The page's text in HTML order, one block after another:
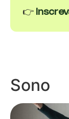
👉
Sono